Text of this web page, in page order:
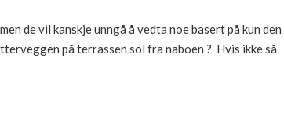
de vil kanskje unngå å vedta noe basert på kun den
på terrassen sol fra naboen ? Hvis ikke så